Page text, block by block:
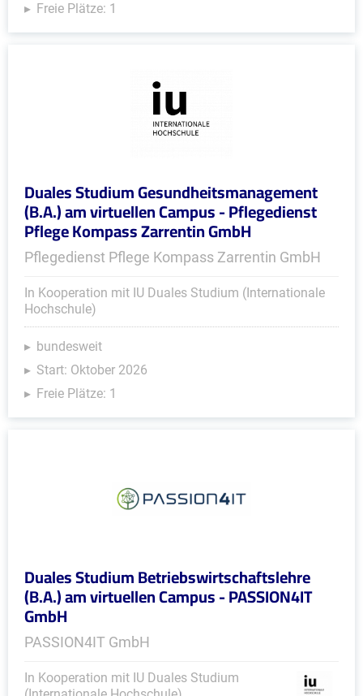
Freie Plätze: 1
Duales Studium Gesundheitsmanagement
(B.A.) am virtuellen Campus - Pflegedienst
Pflege Kompass Zarrentin GmbH
Pflegedienst Pflege Kompass Zarrentin GmbH
In Kooperation mit IU Duales Studium (Internationale
Hochschule)
bundesweit
Start: Oktober 2026
Freie Plätze: 1
Duales Studium Betriebswirtschaftslehre
(B.A.) am virtuellen Campus - PASSION4IT
GmbH
PASSION4IT GmbH
In Kooperation mit IU Duales Studium